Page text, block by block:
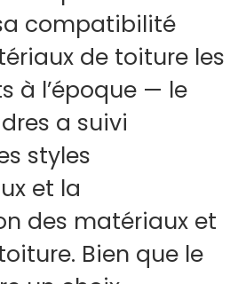
et de cadre
les produits
vitrage
compatibilité
de toiture les
à l’époque — le
a suivi
styles
et la
des matériaux et
Bien que le